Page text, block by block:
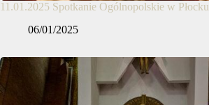
11.01.2025 Spotkanie Ogólnopolskie w Płocku
06/01/2025